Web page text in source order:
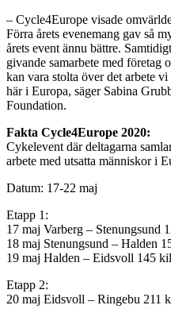
– Cycle4Europe visade
Förra årets evenemang gav så
årets event ännu bättre.
givande samarbete med företag
kan vara stolta över det arbete
här i Europa, säger Sabina
Foundation.
Fakta Cycle4Europe 2020:
Cykelevent där deltagarna
arbete med utsatta människor i
Datum: 17-22 maj
Etapp 1:
17 maj Varberg – Stenungsund
18 maj Stenungsund – Halden
19 maj Halden – Eidsvoll 145
Etapp 2:
20 maj Eidsvoll – Ringebu 211